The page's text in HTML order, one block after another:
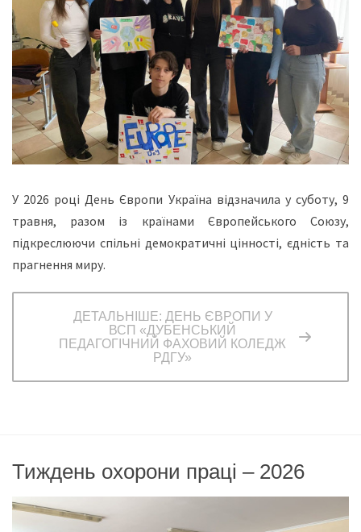
У 2026 році День Європи Україна відзначила у суботу, 9
травня, разом із країнами Європейського Союзу,
підкреслюючи спільні демократичні цінності, єдність та
прагнення миру.
ДЕТАЛЬНІШЕ: ДЕНЬ ЄВРОПИ У
ВСП «ДУБЕНСЬКИЙ
ПЕДАГОГІЧНИЙ ФАХОВИЙ КОЛЕДЖ
РДГУ»
Тиждень охорони праці – 2026